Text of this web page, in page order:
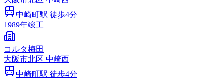
中崎町駅 徒歩4分
1989年竣工
コルタ梅田
大阪市北区 中崎西
中崎町駅 徒歩4分